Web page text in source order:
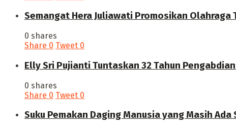
Semangat Hera Juliawati Promosikan
0 shares
Share 0 Tweet 0
Elly Sri Pujianti Tuntaskan 32 Tahun Pengabdian
0 shares
Share 0 Tweet 0
‎Suku Pemakan Daging Manusia yang Masih Ada